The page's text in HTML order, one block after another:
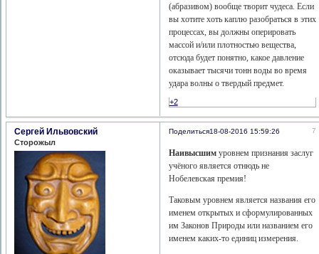
(абразивом) вообще творит чудеса. Если
вы хотите хоть каплю разобраться в этих
процессах, вы должны оперировать
массой и/или плотностью вещества,
отсюда будет понятно, какое давление
оказывает тысячи тонн воды во время
удара волны о твердый предмет.
+2
Поделиться 7
18-08-2016 15:59:26
Сергей Ильвовский
Сторожыл
Наивысшимуровнем признания заслуг
учёного является отнюдь не
Нобелевская премия!
Таковым уровнем является названия его
именем открытых и сформулированных
им Законов Природы или названием его
именем каких-то единиц измерения.